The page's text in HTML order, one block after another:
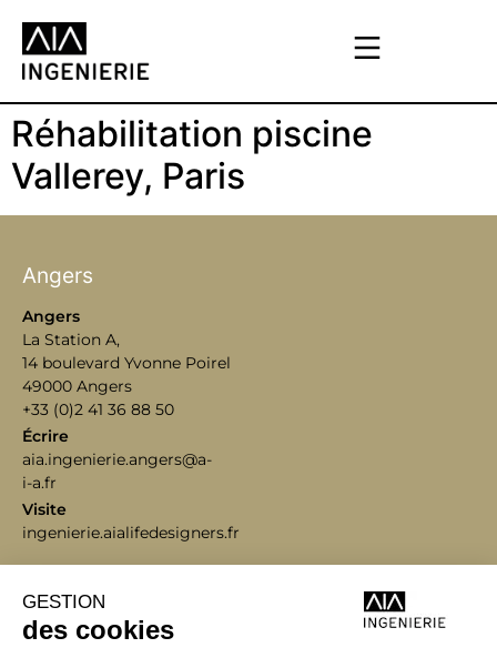
Réhabilitation piscine
Vallerey, Paris
Angers
Lyon
Angers
La Station A,
14 boulevard Yvonne Poirel
49000 Angers
+33 (0)2 41 36 88 50
Écrire
aia.ingenierie.angers@a-
i-a.fr
Visite
ingenierie.aialifedesigners.fr